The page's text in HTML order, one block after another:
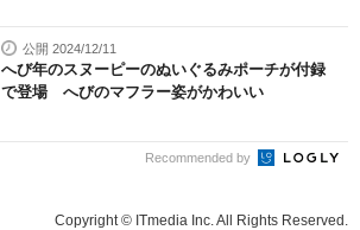
公開 2024/12/11
へび年のスヌーピーのぬいぐるみポーチが付録
で登場 へびのマフラー姿がかわいい
Recommended by
Copyright © ITmedia Inc. All Rights Reserved.